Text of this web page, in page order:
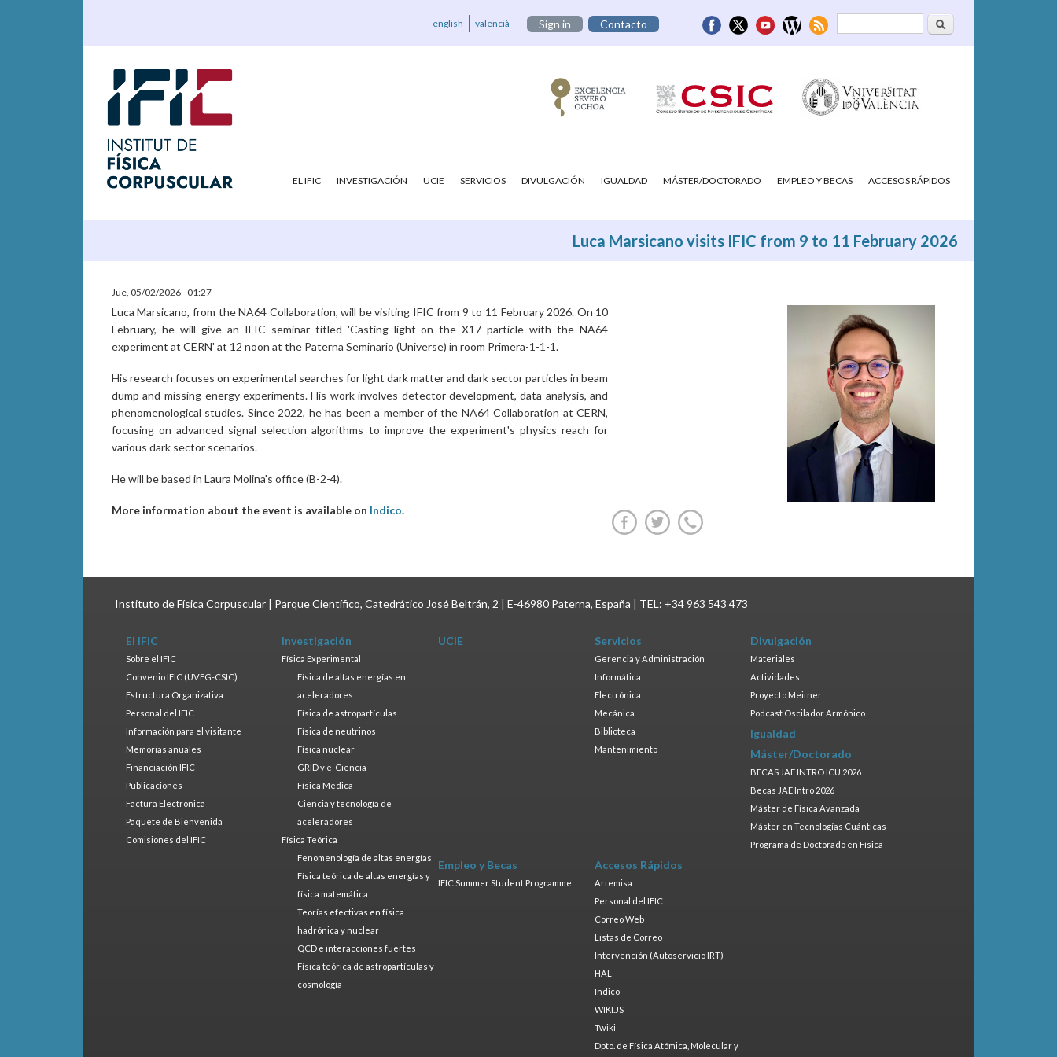
Formulario deBuscar
english valencià Sign in Contacto
EL IFIC INVESTIGACIÓN UCIE SERVICIOS DIVULGACIÓN IGUALDAD MÁSTER/DOCTORADO EMPLEO Y BECAS ACCESOS RÁPIDOS
Luca Marsicano visits IFIC from 9 to 11 February 2026
Jue, 05/02/2026 - 01:27
Luca Marsicano, from the NA64 Collaboration, will be visiting IFIC from 9 to 11 February 2026. On 10
February, he will give an IFIC seminar titled 'Casting light on the X17 particle with the NA64
experiment at CERN' at 12 noon at the Paterna Seminario (Universe) in room Primera-1-1-1.
His research focuses on experimental searches for light dark matter and dark sector particles in beam
dump and missing-energy experiments. His work involves detector development, data analysis, and
phenomenological studies. Since 2022, he has been a member of the NA64 Collaboration at CERN,
focusing on advanced signal selection algorithms to improve the experiment's physics reach for
various dark sector scenarios.
He will be based in Laura Molina's office (B-2-4).
More information about the event is available on Indico.
Instituto de Física Corpuscular | Parque Científico, Catedrático José Beltrán, 2 | E-46980 Paterna, España | TEL: +34 963 543 473
El IFIC
Sobre el IFIC
Convenio IFIC (UVEG-CSIC)
Estructura Organizativa
Personal del IFIC
Información para el visitante
Memorias anuales
Financiación IFIC
Publicaciones
Factura Electrónica
Paquete de Bienvenida
Comisiones del IFIC
Investigación
Física Experimental
Física de altas energías en
aceleradores
Física de astropartículas
Física de neutrinos
Física nuclear
GRID y e-Ciencia
Física Médica
Ciencia y tecnología de
aceleradores
Física Teórica
Fenomenología de altas energías
Física teórica de altas energías y
física matemática
Teorías efectivas en física
hadrónica y nuclear
QCD e interacciones fuertes
Física teórica de astropartículas y
cosmología
UCIE Servicios
Gerencia y Administración
Informática
Electrónica
Mecánica
Biblioteca
Mantenimiento
Divulgación
Materiales
Actividades
Proyecto Meitner
Podcast Oscilador Armónico
Igualdad
Máster/Doctorado
BECAS JAE INTRO ICU 2026
Becas JAE Intro 2026
Máster de Física Avanzada
Máster en Tecnologías Cuánticas
Programa de Doctorado en Física
Empleo y Becas
IFIC Summer Student Programme
Accesos Rápidos
Artemisa
Personal del IFIC
Correo Web
Listas de Correo
Intervención (Autoservicio IRT)
HAL
Indico
WIKI.JS
Twiki
Dpto. de Física Atómica, Molecular y